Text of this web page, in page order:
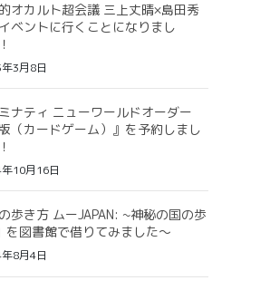
的オカルト超会議 三上丈晴×島田秀
ベントに行くことになりまし
3月8日
ナティ ニューワールドオーダー
（カードゲーム）』を予約しまし
10月16日
歩き方 ムーJAPAN: ~神秘の国の歩
を図書館で借りてみました〜
8月4日